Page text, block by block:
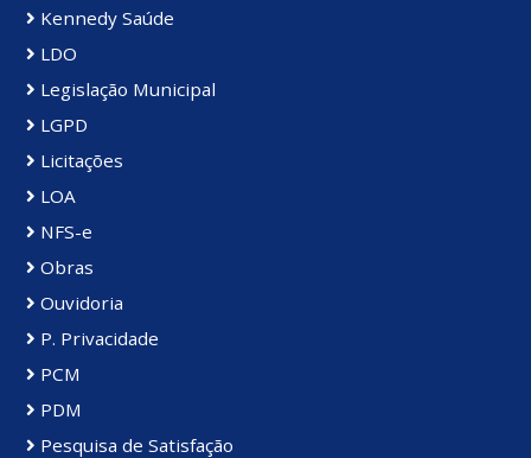
Kennedy Saúde
LDO
Legislação Municipal
LGPD
Licitações
LOA
NFS-e
Obras
Ouvidoria
P. Privacidade
PCM
PDM
Pesquisa de Satisfação